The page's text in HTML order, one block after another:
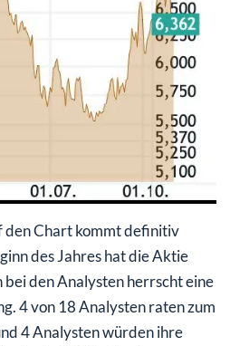
den Chart kommt definitiv
des Jahres hat die Aktie
den Analysten herrscht eine
4 von 18 Analysten raten zum
4 Analysten würden ihre